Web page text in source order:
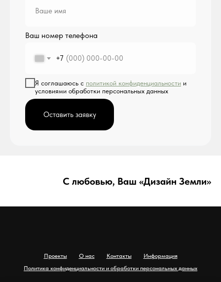
Ваш номер телефона
+7
Я соглашаюсь с политикой конфиденциальности и
условиями обработки персональных данных
Оставить заявку
С любовью, Ваш «Дизайн Земли»
Проекты О нас Контакты
Информация
Политика конфиденциальности и обработки персональных данных